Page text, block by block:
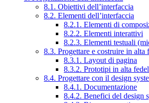
8.1. Obiettivi dell’interfaccia
8.2. Elementi dell’interfaccia
8.2.1. Elementi di
8.2.2. Elementi interattivi
8.2.3. Elementi testuali
8.3. Progettare e costruire in alta
8.3.1. Layout di pagina
8.3.2. Prototipi in alta
8.4. Progettare con il design
8.4.1. Documentazione
8.4.2. Benefici del design